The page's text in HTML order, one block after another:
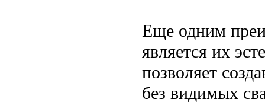
Еще одним
является их
позволяет
без видимых